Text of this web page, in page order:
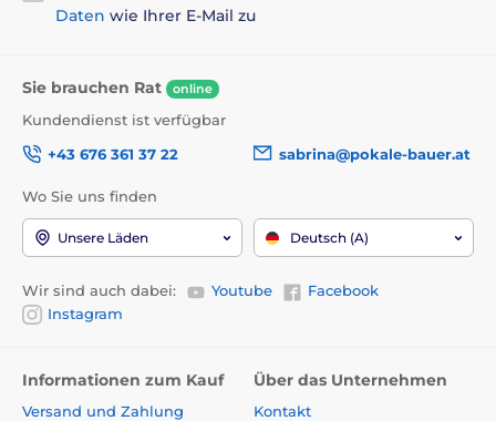
Daten wie Ihrer E-Mail zu
Sie brauchen Rat online
Kundendienst ist verfügbar
+43 676 361 37 22
sabrina@pokale-bauer.at
Wo Sie uns finden
Unsere Läden Deutsch (A)
Wir sind auch dabei: Youtube
Facebook
Instagram
Informationen zum Kauf
Versand und Zahlung
Über das Unternehmen
Kontakt